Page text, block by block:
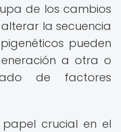
de los cambios
la secuencia
pueden
a otra o
de factores
crucial en el